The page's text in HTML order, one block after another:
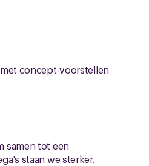
concept-voorstellen
samen tot een
staan we sterker.